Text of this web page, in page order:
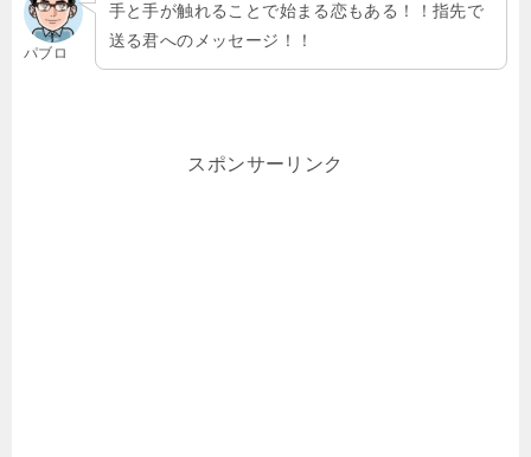
パブロ
手と手が触れることで始まる恋もある！！指先で
送る君へのメッセージ！！
スポンサーリンク